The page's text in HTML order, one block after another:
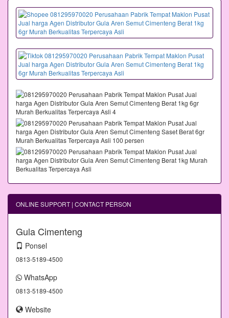
ONLINE SUPPORT | CONTACT PERSON
Gula Cimenteng
Ponsel
0813-5189-4500
WhatsApp
0813-5189-4500
Website